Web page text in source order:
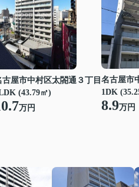
古屋市中村区太閤通３丁目
(43.79㎡)
万円
名古屋市
1DK
8.9万円